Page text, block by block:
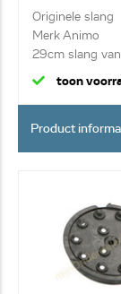
Originele slang
Merk Animo
29cm slang van
waterreservoir
toon
Product